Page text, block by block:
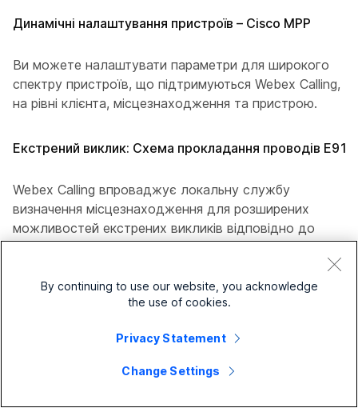
Динамічні налаштування пристроїв – Cisco MPP
Ви можете налаштувати параметри для широкого
спектру пристроїв, що підтримуються Webex Calling,
на рівні клієнта, місцезнаходження та пристрою.
Екстрений виклик: Схема прокладання проводів E911
Webex Calling впроваджує локальну службу
визначення місцезнаходження для розширених
можливостей екстрених викликів відповідно до
Звіт про стан підключення Webex Calling на кінцевих
точках Webex Calling
стан підключення Webex Calling для користувачів
By continuing to use our website, you acknowledge
the use of cookies.
Privacy Statement
Change Settings